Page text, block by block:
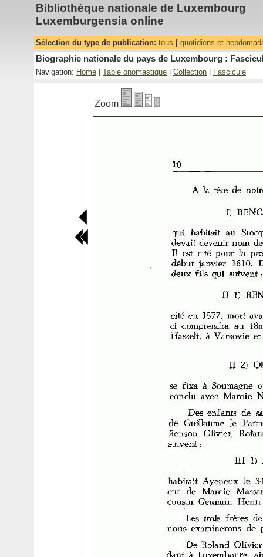
Bibliothèque nationale de Luxembourg
Luxemburgensia online
Sélection du type de publication: tous quotidiens et
Biographie nationale du pays de Luxembourg :
Navigation: Home Table onomastique Collection Fascicule
Zoom